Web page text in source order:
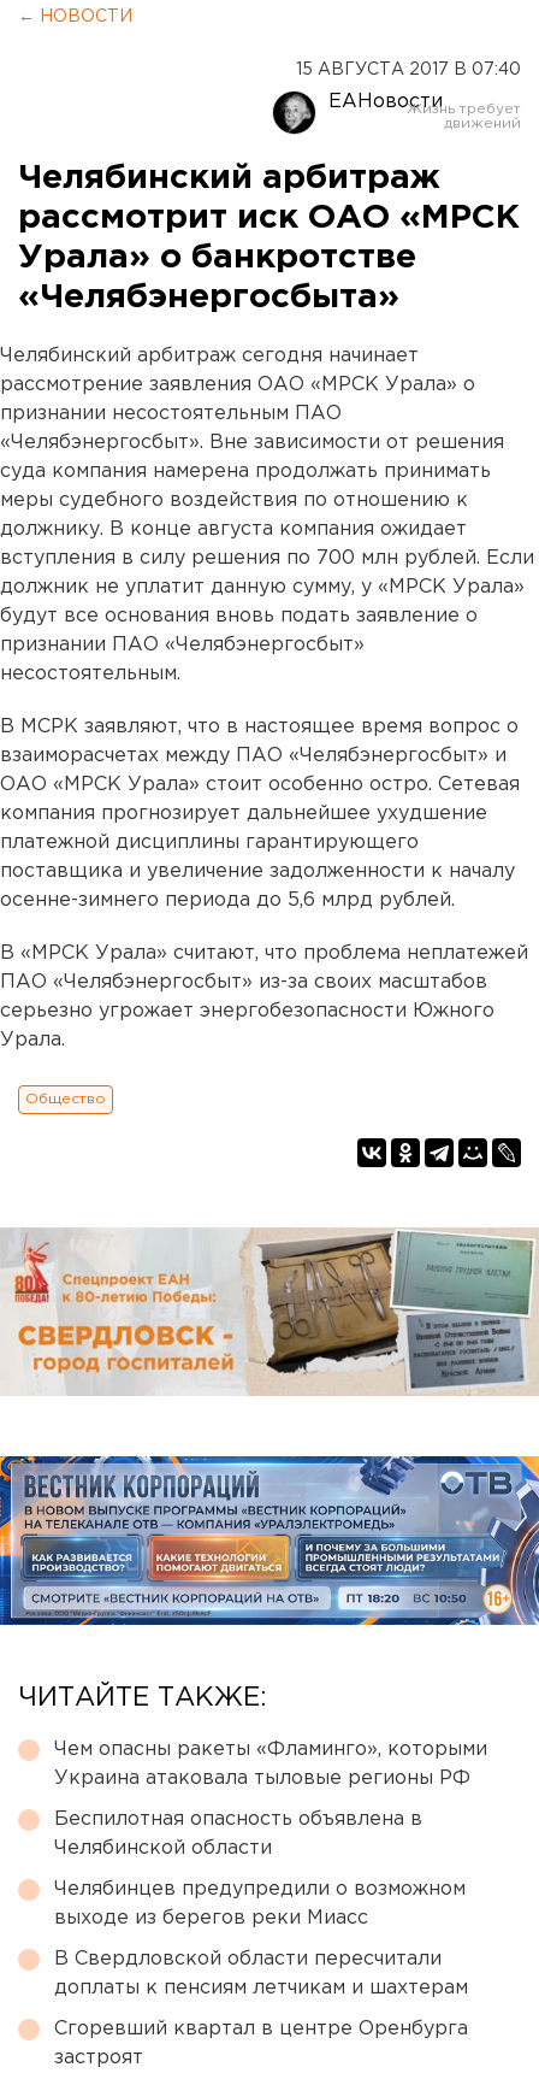
← НОВОСТИ
15 АВГУСТА 2017 В 07:40
ЕАНовости
Челябинский арбитраж
рассмотрит иск ОАО «МРСК
Урала» о банкротстве
«Челябэнергосбыта»
Челябинский арбитраж сегодня начинает
рассмотрение заявления ОАО «МРСК Урала» о
признании несостоятельным ПАО
«Челябэнергосбыт». Вне зависимости от решения
суда компания намерена продолжать принимать
меры судебного воздействия по отношению к
должнику. В конце августа компания ожидает
вступления в силу решения по 700 млн рублей. Если
должник не уплатит данную сумму, у «МРСК Урала»
будут все основания вновь подать заявление о
признании ПАО «Челябэнергосбыт»
несостоятельным.
В МСРК заявляют, что в настоящее время вопрос о
взаиморасчетах между ПАО «Челябэнергосбыт» и
ОАО «МРСК Урала» стоит особенно остро. Сетевая
компания прогнозирует дальнейшее ухудшение
платежной дисциплины гарантирующего
поставщика и увеличение задолженности к началу
осенне-зимнего периода до 5,6 млрд рублей.
В «МРСК Урала» считают, что проблема неплатежей
ПАО «Челябэнергосбыт» из-за своих масштабов
серьезно угрожает энергобезопасности Южного
Урала.
Общество
ЧИТАЙТЕ ТАКЖЕ:
Чем опасны ракеты «Фламинго», которыми
Украина атаковала тыловые регионы РФ
Беспилотная опасность объявлена в
Челябинской области
Челябинцев предупредили о возможном
выходе из берегов реки Миасс
В Свердловской области пересчитали
доплаты к пенсиям летчикам и шахтерам
Сгоревший квартал в центре Оренбурга
застроят